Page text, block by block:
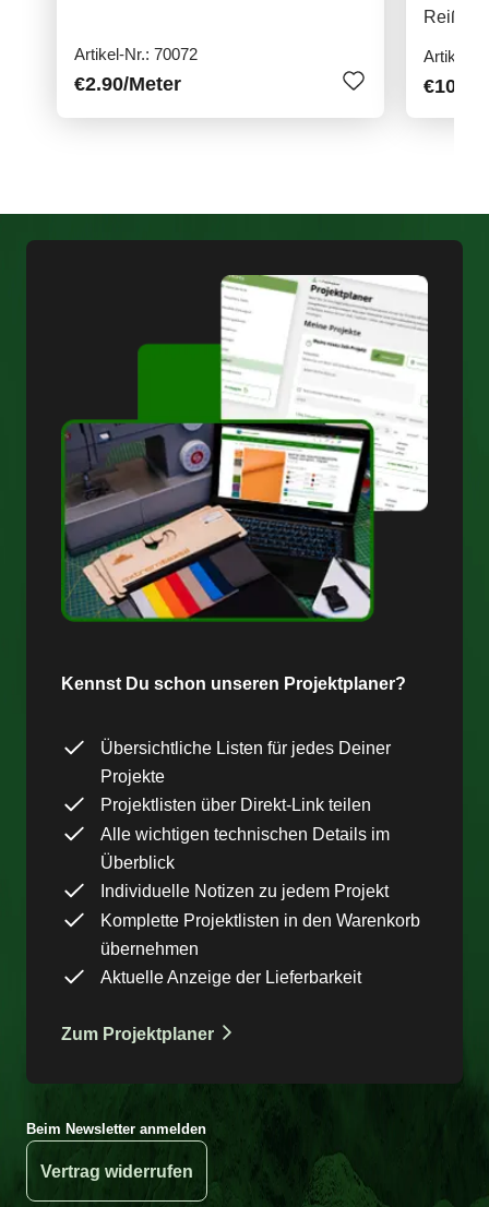
Artikel-Nr.: 70072
€2.90/Meter
Artikel-
€10.90
Kennst Du schon unseren Projektplaner?
Übersichtliche Listen für jedes Deiner
Projekte
Projektlisten über Direkt-Link teilen
Alle wichtigen technischen Details im
Überblick
Individuelle Notizen zu jedem Projekt
Komplette Projektlisten in den Warenkorb
übernehmen
Aktuelle Anzeige der Lieferbarkeit
Zum Projektplaner
Beim Newsletter anmelden
Vertrag widerrufen